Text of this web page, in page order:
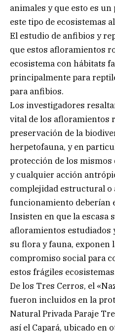
animales y que esto es
este tipo de ecosistemas
El estudio de anfibios y
que estos afloramientos
ecosistema con hábitats
principalmente para
para anfibios.
Los investigadores
vital de los afloramientos
preservación de la
herpetofauna, y en
protección de los mismos
y cualquier acción
complejidad estructural o
funcionamiento deberían
Insisten en que la escasa
afloramientos estudiados
su flora y fauna, exponen
compromiso social para
estos frágiles
De los Tres Cerros, el
fueron incluidos en la
Natural Privada Paraje
así el Capará, ubicado en